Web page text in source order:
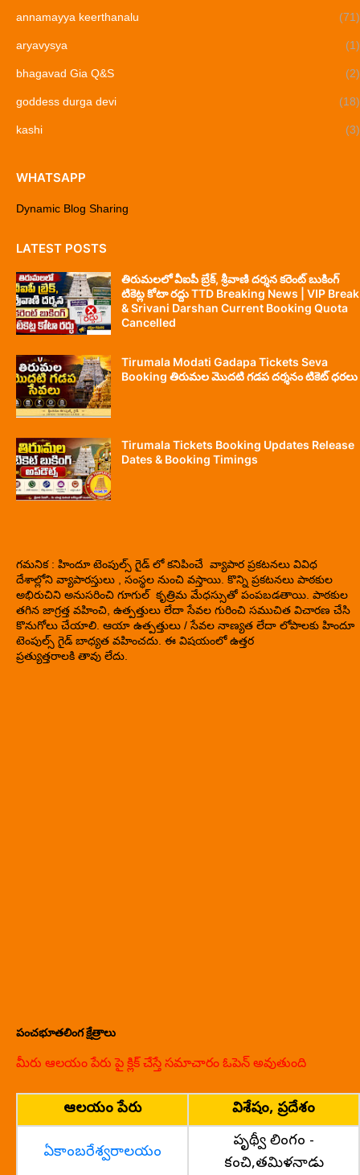
annamayya keerthanalu (71)
aryavysya (1)
bhagavad Gia Q&S (2)
goddess durga devi (18)
kashi (3)
WHATSAPP
Dynamic Blog Sharing
LATEST POSTS
తిరుమలలో వీఐపీ బ్రేక్, శ్రీవాణి దర్శన కరెంట్ బుకింగ్
టికెట్ల కోటా రద్దు TTD Breaking News | VIP Break
& Srivani Darshan Current Booking Quota
Cancelled
Tirumala Modati Gadapa Tickets Seva
Booking తిరుమల మొదటి గడప దర్శనం టికెట్ ధరలు
Tirumala Tickets Booking Updates Release
Dates & Booking Timings
గమనిక : హిందూ టెంపుల్స్ గైడ్ లో కనిపించే వ్యాపార ప్రకటనలు వివిధ
దేశాల్లోని వ్యాపారస్తులు , సంస్థల నుంచి వస్తాయి. కొన్ని ప్రకటనలు పాఠకుల
అభిరుచిని అనుసరించి గూగుల్ కృత్రిమ మేధస్సుతో పంపబడతాయి. పాఠకుల
తగిన జాగ్రత్త వహించి, ఉత్పత్తులు లేదా సేవల గురించి సముచిత విచారణ చేసి
కొనుగోలు చేయాలి. ఆయా ఉత్పత్తులు / సేవల నాణ్యత లేదా లోపాలకు హిందూ
టెంపుల్స్ గైడ్ బాధ్యత వహించదు. ఈ విషయంలో ఉత్తర
ప్రత్యుత్తరాలకి తావు లేదు.
పంచభూతలింగ క్షేత్రాలు
మీరు ఆలయం పేరు పై క్లిక్ చేస్తే సమాచారం ఓపెన్ అవుతుంది
ఆలయం పేరు విశేషం, ప్రదేశం
ఏకాంబరేశ్వరాలయం
పృథ్వీ లింగం -
కంచి,తమిళనాడు